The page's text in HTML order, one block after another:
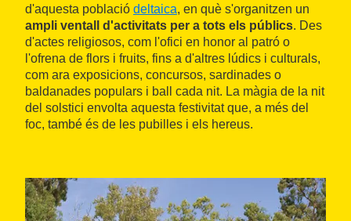
d'aquesta població deltaica, en què s'organitzen un
ampli ventall d'activitats per a tots els públics. Des
d'actes religiosos, com l'ofici en honor al patró o
l'ofrena de flors i fruits, fins a d'altres lúdics i culturals,
com ara exposicions, concursos, sardinades o
baldanades populars i ball cada nit. La màgia de la nit
del solstici envolta aquesta festivitat que, a més del
foc, també és de les pubilles i els hereus.